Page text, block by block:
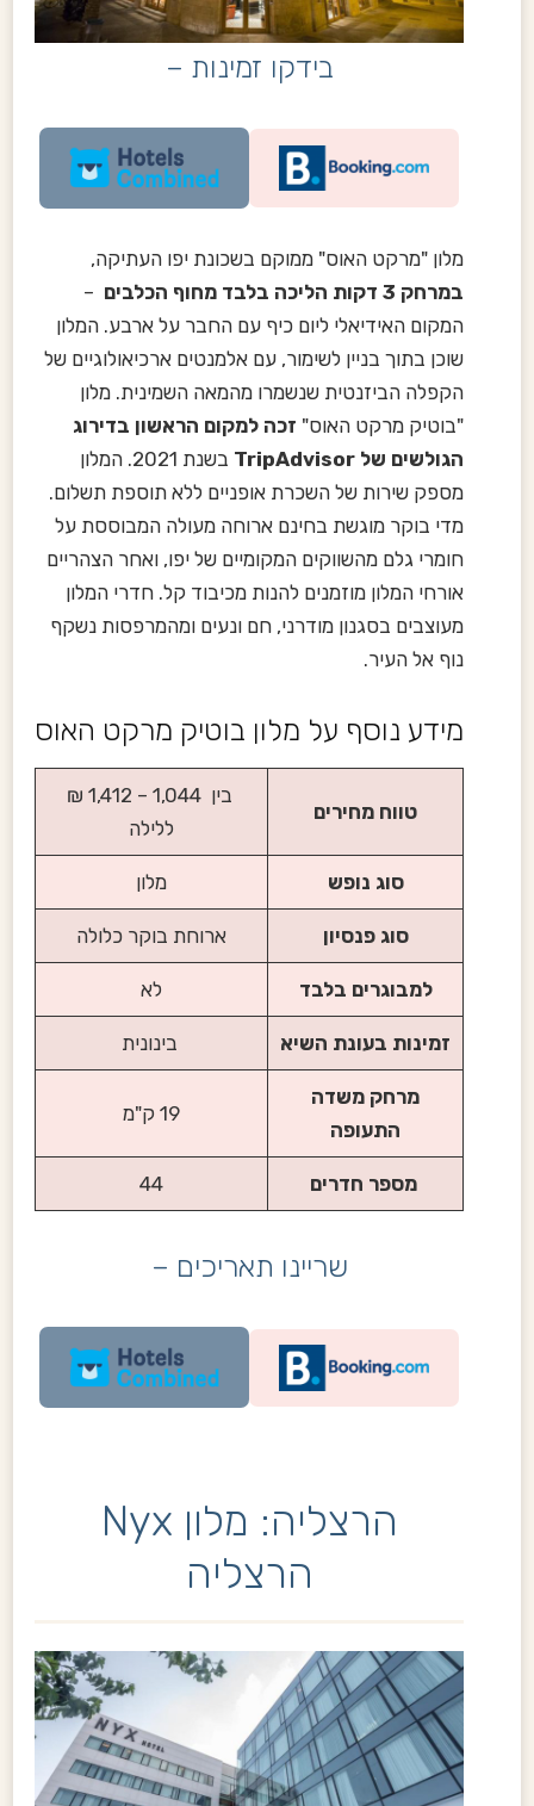
בידקו זמינות –
מלון "מרקט האוס" ממוקם בשכונת יפו העתיקה,
במרחק 3 דקות הליכה בלבד מחוף הכלבים
–
המקום האידיאלי ליום כיף עם החבר על ארבע. המלון
שוכן בתוך בניין לשימור, עם אלמנטים ארכיאולוגיים של
הקפלה הביזנטית שנשמרו מהמאה השמינית. מלון
"בוטיק מרקט האוס" זכה למקום הראשון בדירוג
הגולשים של TripAdvisor
בשנת 2021. המלון
מספק שירות של השכרת אופניים ללא תוספת תשלום.
מדי בוקר מוגשת בחינם ארוחה מעולה המבוססת על
חומרי גלם מהשווקים המקומיים של יפו, ואחר הצהריים
אורחי המלון מוזמנים להנות מכיבוד קל. חדרי המלון
מעוצבים בסגנון מודרני, חם ונעים ומהמרפסות נשקף
נוף אל העיר.
מידע נוסף על מלון בוטיק מרקט האוס
טווח מחירים
בין 1,044 – 1,412 ₪
ללילה
סוג נופש מלון
סוג פנסיון ארוחת בוקר כלולה
למבוגרים בלבד לא
זמינות בעונת השיא בינונית
מרחק משדה
התעופה
19 ק"מ
מספר חדרים 44
שריינו תאריכים –
הרצליה: מלון Nyx
הרצליה